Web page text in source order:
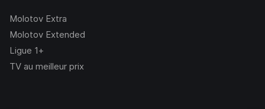
Molotov Extra
Molotov Extended
Ligue 1+
TV au meilleur prix